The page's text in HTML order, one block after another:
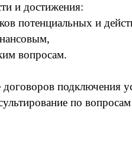
и достижения:
потенциальных и
вопросам.
договоров подключения
по